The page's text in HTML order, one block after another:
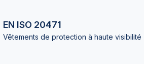
EN ISO 20471
Vêtements de protection à haute visibilité